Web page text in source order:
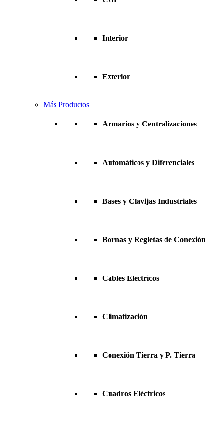
Interior
Exterior
Más Productos
Armarios y Centralizaciones
Automáticos y Diferenciales
Bases y Clavijas Industriales
Bornas y Regletas de Conexión
Cables Eléctricos
Climatización
Conexión Tierra y P. Tierra
Cuadros Eléctricos